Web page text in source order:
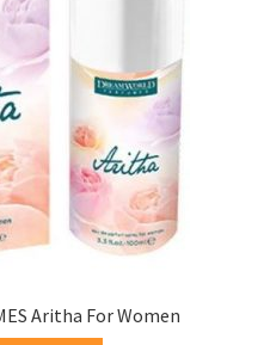
Aritha For Women